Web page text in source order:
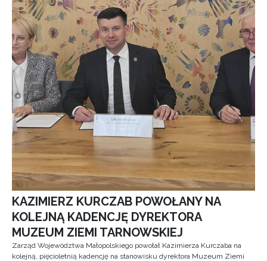
KAZIMIERZ KURCZAB POWOŁANY NA
KOLEJNĄ KADENCJĘ DYREKTORA
MUZEUM ZIEMI TARNOWSKIEJ
Zarząd Województwa Małopolskiego powołał Kazimierza Kurczaba na
kolejną, pięcioletnią kadencję na stanowisku dyrektora Muzeum Ziemi